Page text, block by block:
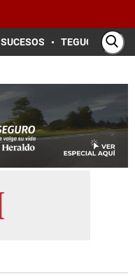
SUCESOS TEGUCIGALPA